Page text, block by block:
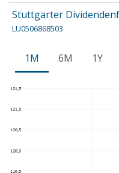
Stuttgarter
LU0506868503
1M 6M 1Y